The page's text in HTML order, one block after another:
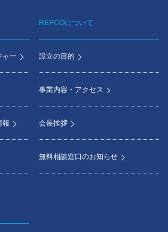
ャー
報
REPCOについて
設立の目的
事業内容・アクセス
会長挨拶
無料相談窓口のお知らせ